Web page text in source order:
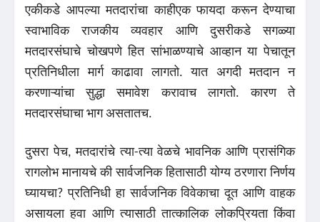
एकीकडे आपल्या मतदारांचा काहीएक फायदा करून देण्याचा
स्वाभाविक राजकीय व्यवहार आणि दुसरीकडे सगळ्या
मतदारसंघाचे चोखपणे हित सांभाळण्याचे आव्हान या पेचातून
प्रतिनिधीला मार्ग काढावा लागतो. यात अगदी मतदान न
करणाऱ्यांचा सुद्धा समावेश करावाच लागतो. कारण ते
मतदारसंघाचा भाग असतातच.
दुसरा पेच, मतदारांचे त्या-त्या वेळचे भावनिक आणि प्रासंगिक
रागलोभ मानायचे की सार्वजनिक हितासाठी योग्य ठरणारा निर्णय
घ्यायचा? प्रतिनिधी हा सार्वजनिक विवेकाचा दूत आणि वाहक
असायला हवा आणि त्यासाठी तात्कालिक लोकप्रियता किंवा